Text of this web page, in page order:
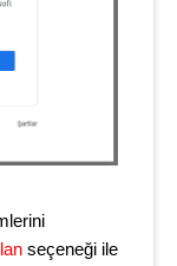
seçeneği ile